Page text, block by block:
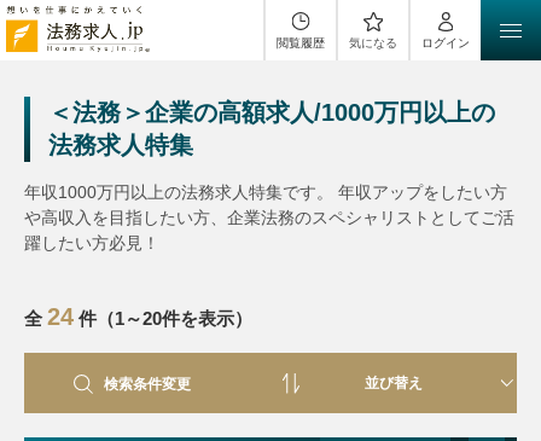
閲覧履歴 気になる ログイン
＜法務＞企業の高額求人/1000万円以上の
法務求人特集
年収1000万円以上の法務求人特集です。 年収アップをしたい方
や高収入を目指したい方、企業法務のスペシャリストとしてご活
躍したい方必見！
全 24 件（1～20件を表示）
検索条件変更